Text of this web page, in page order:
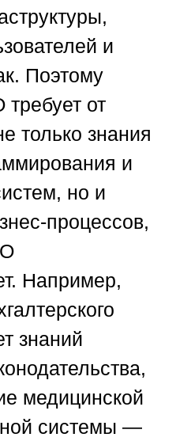
и
Поэтому
от
только знания
и
но и
процессов,
Например,
знаний
медицинской
системы —